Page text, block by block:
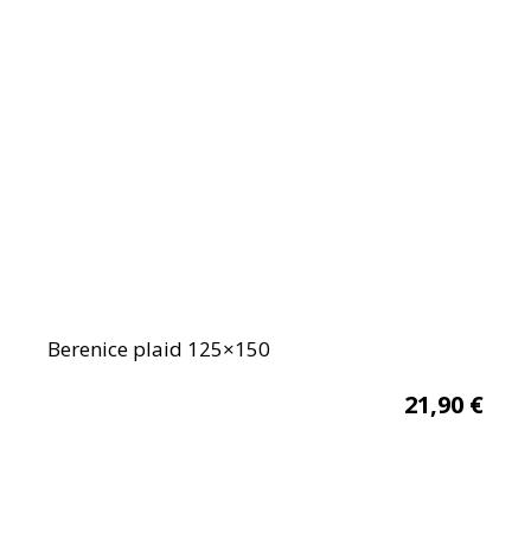
Berenice plaid 125×150
21,90 €